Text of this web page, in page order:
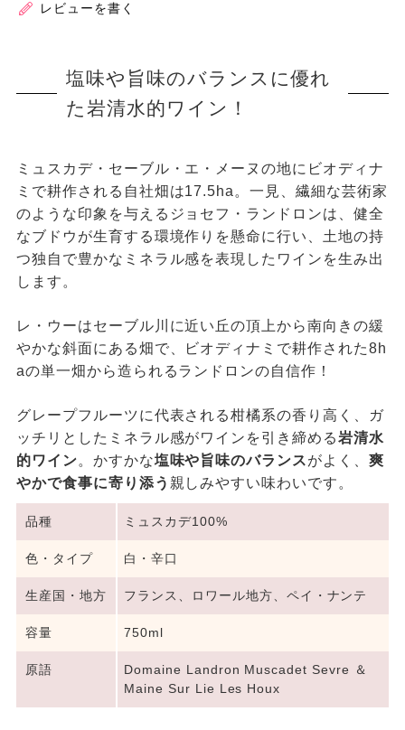
レビューを書く
塩味や旨味のバランスに優れ
た岩清水的ワイン！
ミュスカデ・セーブル・エ・メーヌの地にビオディナ
ミで耕作される自社畑は17.5ha。一見、繊細な芸術家
のような印象を与えるジョセフ・ランドロンは、健全
なブドウが生育する環境作りを懸命に行い、土地の持
つ独自で豊かなミネラル感を表現したワインを生み出
します。
レ・ウーはセーブル川に近い丘の頂上から南向きの緩
やかな斜面にある畑で、ビオディナミで耕作された8h
aの単一畑から造られるランドロンの自信作！
グレープフルーツに代表される柑橘系の香り高く、ガ
ッチリとしたミネラル感がワインを引き締める岩清水
的ワイン。かすかな塩味や旨味のバランスがよく、爽
やかで食事に寄り添う 親しみやすい味わいです。
品種 ミュスカデ100%
色・タイプ 白・辛口
生産国・地方 フランス、ロワール地方、ペイ・ナンテ
容量 750ml
原語
Domaine Landron Muscadet Sevre ＆
Maine Sur Lie Les Houx